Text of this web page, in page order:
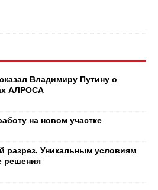
Владимиру Путину о
АЛРОСА
на новом участке
разрез. Уникальным условиям
решения